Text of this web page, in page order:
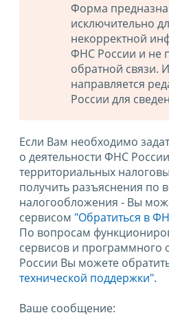
Форма
исключительно
некорректной
ФНС России и не
обратной связи.
направляется
России для
Если Вам необходимо
о деятельности ФНС
территориальных
получить разъяснения по
налогообложения - Вы
сервисом "Обратиться в
По вопросам
сервисов и
России Вы можете
технической поддержки".
Ваше сообщение: